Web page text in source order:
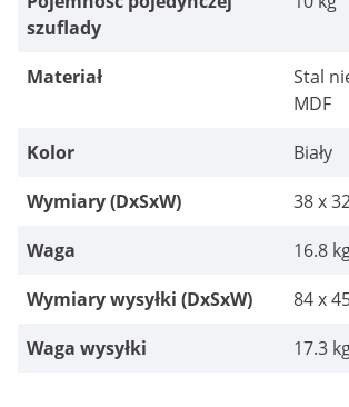
szuflady
Materiał
Stal
MDF
Kolor
Biały
Wymiary (DxSxW)
38 x
Waga
16.8
Wymiary wysyłki (DxSxW)
84 x
Waga wysyłki
17.3